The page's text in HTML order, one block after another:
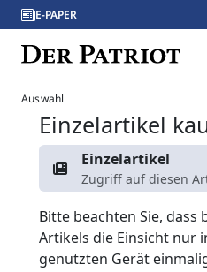
E-PAPER
Auswahl
Einzelartikel
Einzelartikel
Zugriff auf diesen
Bitte beachten Sie, dass
Artikels die Einsicht nur
genutzten Gerät